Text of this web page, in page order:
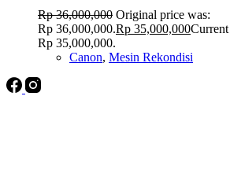
Rp36,000,000 Original price was:
Rp 36,000,000.Rp 35,000,000
Rp 35,000,000.
Canon, Mesin Rekondisi